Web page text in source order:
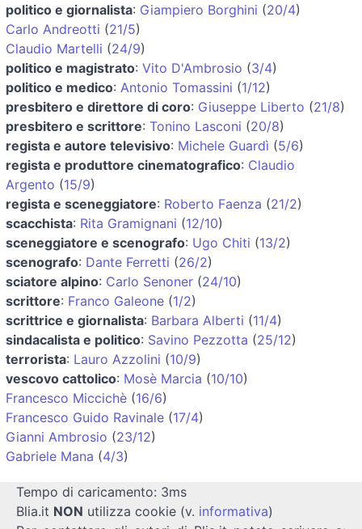
politico e giornalista: Giampiero Borghini (20/4)
Carlo Andreotti (21/5)
Claudio Martelli (24/9)
politico e magistrato: Vito D'Ambrosio (3/4)
politico e medico: Antonio Tomassini (1/12)
presbitero e direttore di coro: Giuseppe Liberto (21/8)
presbitero e scrittore: Tonino Lasconi (20/8)
regista e autore televisivo: Michele Guardì (5/6)
regista e produttore cinematografico: Claudio
Argento (15/9)
regista e sceneggiatore: Roberto Faenza (21/2)
scacchista: Rita Gramignani (12/10)
sceneggiatore e scenografo: Ugo Chiti (13/2)
scenografo: Dante Ferretti (26/2)
sciatore alpino: Carlo Senoner (24/10)
scrittore: Franco Galeone (1/2)
scrittrice e giornalista: Barbara Alberti (11/4)
sindacalista e politico: Savino Pezzotta (25/12)
terrorista: Lauro Azzolini (10/9)
vescovo cattolico: Mosè Marcia (10/10)
Francesco Miccichè (16/6)
Francesco Guido Ravinale (17/4)
Gianni Ambrosio (23/12)
Gabriele Mana (4/3)
Tempo di caricamento: 3ms
Blia.it NON utilizza cookie (v. informativa)